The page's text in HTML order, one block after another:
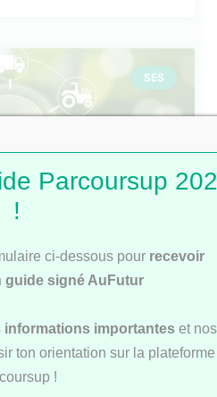
SES
: comment
que nous
Parcoursup
!
ci-dessous pour recevoir
guide signé AuFutur
informations importantes et nos
ton orientation sur la plateforme
!